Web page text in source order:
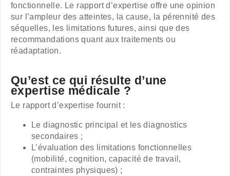
fonctionnelle. Le rapport d’expertise offre une opinion
sur l’ampleur des atteintes, la cause, la pérennité des
séquelles, les limitations futures, ainsi que des
recommandations quant aux traitements ou
réadaptation.
Qu’est ce qui résulte d’une
expertise médicale ?
Le rapport d’expertise fournit :
Le diagnostic principal et les diagnostics
secondaires ;
L’évaluation des limitations fonctionnelles
(mobilité, cognition, capacité de travail,
contraintes physiques) ;